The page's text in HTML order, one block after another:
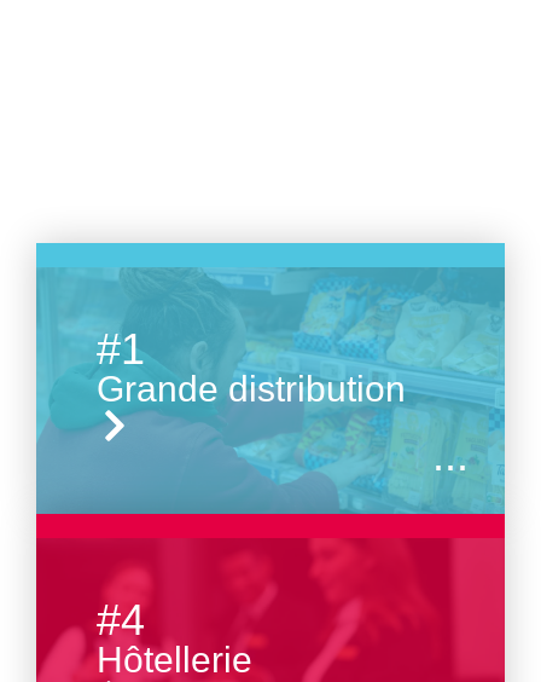
#1
Grande distribution
...
#4
Hôtellerie